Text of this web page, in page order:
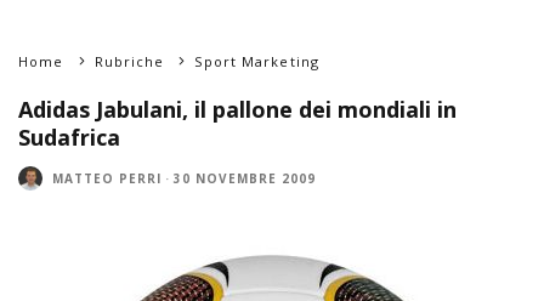
Home Rubriche Sport Marketing
Adidas Jabulani, il pallone dei mondiali in
Sudafrica
MATTEO PERRI · 30 NOVEMBRE 2009